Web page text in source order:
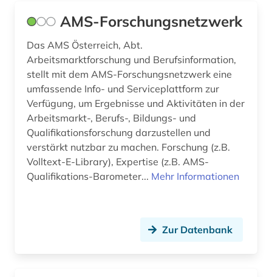
beschäftigung (1)
bestand (1)
bestandsaufbau (1)
bestandserhaltung (1)
besucherführung (1)
beton (1)
betonbau (1)
AMS-Forschungsnetzwerk
Das AMS Österreich, Abt.
Arbeitsmarktforschung und Berufsinformation,
stellt mit dem AMS-Forschungsnetzwerk eine
umfassende Info- und Serviceplattform zur
Verfügung, um Ergebnisse und Aktivitäten in der
Arbeitsmarkt-, Berufs-, Bildungs- und
Qualifikationsforschung darzustellen und
verstärkt nutzbar zu machen. Forschung (z.B.
Volltext-E-Library), Expertise (z.B. AMS-
Qualifikations-Barometer... Mehr Informationen
Zur Datenbank